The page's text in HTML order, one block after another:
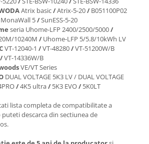
Atrix basic/Atrix-5-20/ B051100P02
MonaWall 5/SunESS-5-20
seria Uhome-LFP 2400/2500/5000/
10240M / Uhome-LFP 5/5.8/10kWh LV
VT-12040-1 /VT-48280/VT-51200W/B
/VT-14336W/B
VE/VT Series
DUAL VOLTAGE 5K3 LV / DUAL VOLTAGE
/4K5 ultra/ 5K3 EVO/ 5K0LT
lista completa de compatibilitate a
descarca din sectiunea de